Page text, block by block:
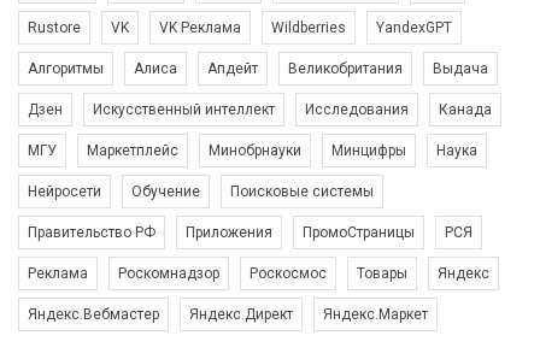
Rustore VK VK Реклама Wildberries YandexGPT
Алгоритмы Алиса Апдейт Великобритания Выдача
Дзен Искусственный интеллект Исследования Канада
МГУ Маркетплейс Минобрнауки Минцифры Наука
Нейросети Обучение Поисковые системы
Правительство РФ Приложения ПромоСтраницы РСЯ
Реклама Роскомнадзор Роскосмос Товары Яндекс
Яндекс.Вебмастер Яндекс.Директ Яндекс.Маркет